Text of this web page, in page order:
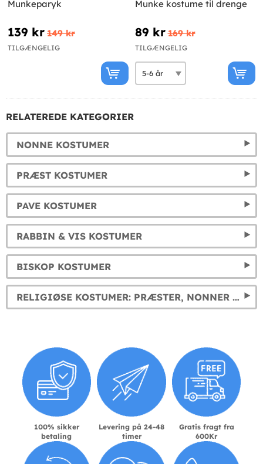
Munkeparyk
139 kr 149 kr
TILGÆNGELIG
Munke kostume til drenge
89 kr 169 kr
TILGÆNGELIG
RELATEREDE KATEGORIER
NONNE KOSTUMER
PRÆST KOSTUMER
PAVE KOSTUMER
RABBIN & VIS KOSTUMER
BISKOP KOSTUMER
RELIGIØSE KOSTUMER: PRÆSTER, NONNER OG MERE
100% sikker
betaling
Levering på 24-48
timer
Gratis fragt fra
600Kr